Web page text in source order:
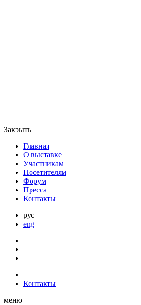
Закрыть
Главная
О выставке
Участникам
Посетителям
Форум
Пресса
Контакты
рус
eng
Контакты
меню